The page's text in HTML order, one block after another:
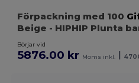
Förpackning med 100
Beige - HIPHIP Plunta
Börjar vid
5876.00 kr Moms inkl. |